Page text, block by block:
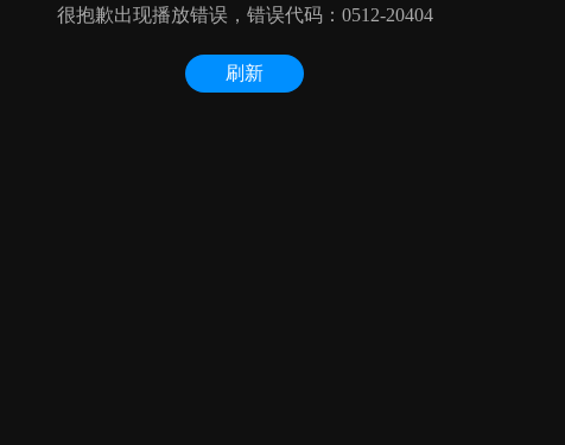
很抱歉出现播放错误，错误代码：0512-20404
刷新